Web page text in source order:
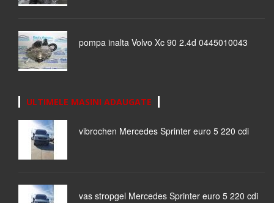
pompa inalta Volvo Xc 90 2.4d 0445010043
ULTIMELE MASINI ADAUGATE
vibrochen Mercedes Sprinter euro 5 220 cdi
vas stropgel Mercedes Sprinter euro 5 220 cdi